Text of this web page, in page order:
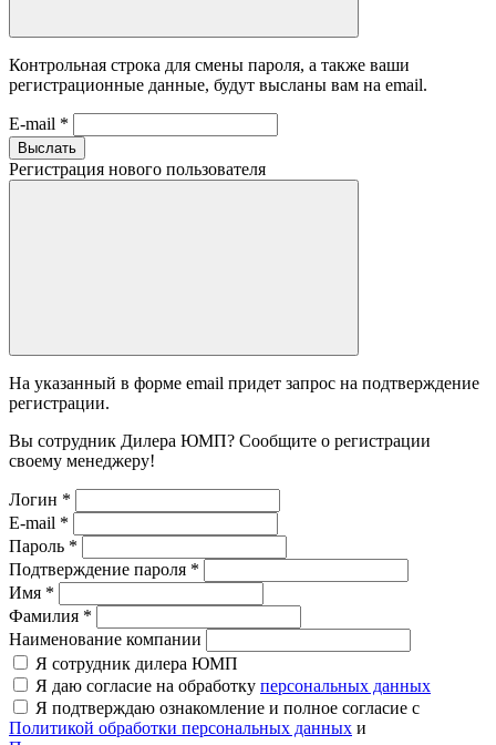
Контрольная строка для смены пароля, а также ваши
регистрационные данные, будут высланы вам на email.
E-mail *
Выслать
Регистрация нового пользователя
На указанный в форме email придет запрос на подтверждение
регистрации.
Вы сотрудник Дилера ЮМП? Сообщите о регистрации
своему менеджеру!
Логин *
E-mail *
Пароль *
Подтверждение пароля *
Имя *
Фамилия *
Наименование компании
Я сотрудник дилера ЮМП
Я даю согласие на обработку персональных данных
Я подтверждаю ознакомление и полное согласие с
Политикой обработки персональных данных и